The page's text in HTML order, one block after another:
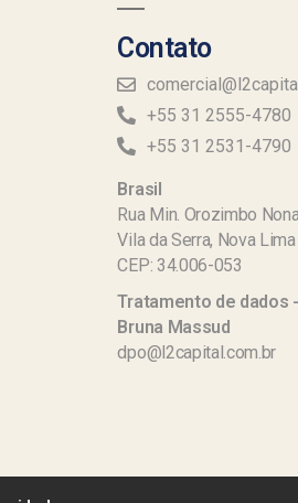
Contato
+55 31 2555-4780
+55 31 2531-4790
Brasil
Rua Min. Orozimbo
Vila da Serra, Nova
CEP: 34.006-053
Tratamento de dados
Bruna Massud
dpo@l2capital.com.br